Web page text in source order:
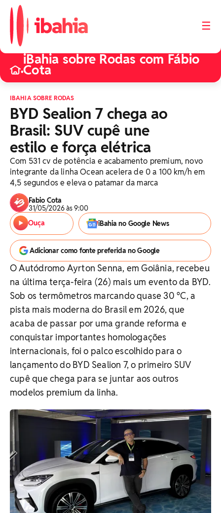
☰
•
iBahia sobre Rodas com Fábio
Cota
IBAHIA SOBRE RODAS
BYD Sealion 7 chega ao
Brasil: SUV cupê une
estilo e força elétrica
Com 531 cv de potência e acabamento premium, novo
integrante da linha Ocean acelera de 0 a 100 km/h em
4,5 segundos e eleva o patamar da marca
Fabio Cota
31/05/2026 às 9:00
Ouça
iBahia no Google News
Adicionar como fonte preferida no Google
O Autódromo Ayrton Senna, em Goiânia, recebeu
na última terça-feira (26) mais um evento da BYD.
Sob os termômetros marcando quase 30 °C, a
pista mais moderna do Brasil em 2026, que
acaba de passar por uma grande reforma e
conquistar importantes homologações
internacionais, foi o palco escolhido para o
lançamento do BYD Sealion 7, o primeiro SUV
cupê que chega para se juntar aos outros
modelos premium da linha.